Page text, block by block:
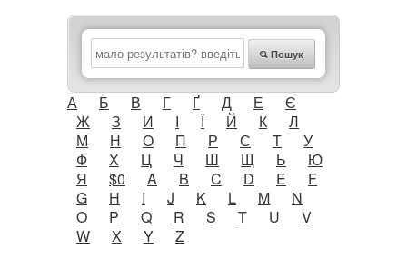
Пошук
А Б В Г Ґ Д Е
Є
Ж
З И І Ї Й К
Л
М
Н О П Р С Т
У
Ф
Х Ц Ч Ш Щ Ь
Ю
Я
$0 A B C D E
F
G
H I J K L M
N
O
P Q R S T U
V
W
X Y Z